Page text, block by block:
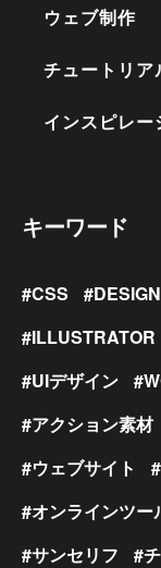
ウェブ制作
チュートリア
インスピレー
キーワード
CSS
ILLUSTRATOR
UIデザイン
アクション素材
ウェブサイト
オンラインツー
サンセリフ